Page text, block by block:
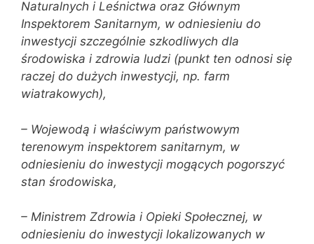
Naturalnych i Leśnictwa oraz Głównym
Inspektorem Sanitarnym, w odniesieniu do
inwestycji szczególnie szkodliwych dla
środowiska i zdrowia ludzi (punkt ten odnosi się
raczej do dużych inwestycji, np. farm
wiatrakowych),
– Wojewodą i właściwym państwowym
terenowym inspektorem sanitarnym, w
odniesieniu do inwestycji mogących pogorszyć
stan środowiska,
– Ministrem Zdrowia i Opieki Społecznej, w
odniesieniu do inwestycji lokalizowanych w